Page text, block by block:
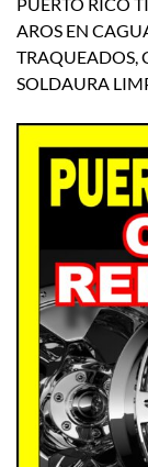
AROS EN
TRAQUEADOS,
SOLDAURA